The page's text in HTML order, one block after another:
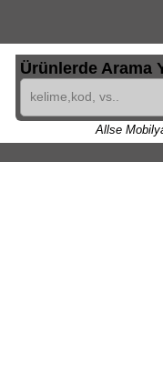
Ürünlerde Arama
Allse